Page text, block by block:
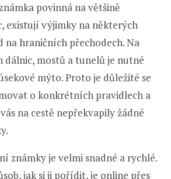
povinná na většině
existují výjimky na některých
na hraničních přechodech. Na
dálnic, mostů a tunelů je nutné
mýto. Proto je důležité se
o konkrétních pravidlech a
na cestě nepřekvapily žádné
známky je velmi snadné a rychlé.
jak si ji pořídit, je online přes